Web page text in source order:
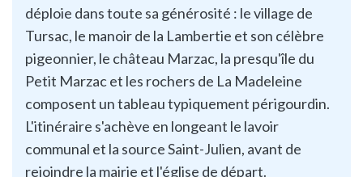
déploie dans toute sa générosité : le village de
Tursac, le manoir de la Lambertie et son célèbre
pigeonnier, le château Marzac, la presqu'île du
Petit Marzac et les rochers de La Madeleine
composent un tableau typiquement périgourdin.
L'itinéraire s'achève en longeant le lavoir
communal et la source Saint-Julien, avant de
rejoindre la mairie et l'église de départ.